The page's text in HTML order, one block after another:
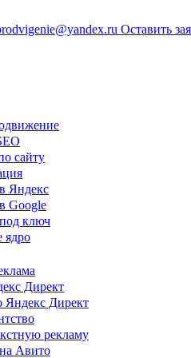
Оставить
сайту
Яндекс
Google
ключ
ядро
Директ
Яндекс Директ
рекламу
Авито